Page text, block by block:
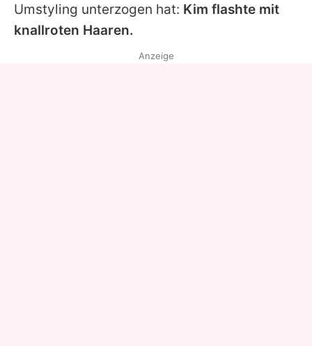
Umstyling unterzogen hat: Kim flashte mit
knallroten Haaren.
Anzeige